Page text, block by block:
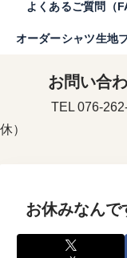
よくあるご質問（
お問い合わ
TEL 076-262-
休）
お休みなんで